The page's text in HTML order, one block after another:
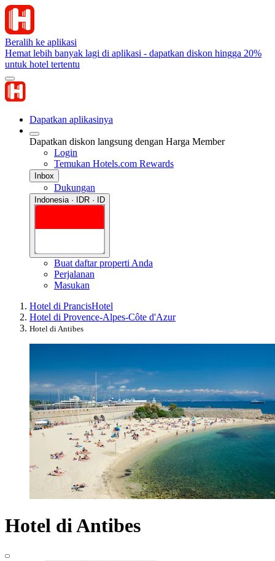
Beralih ke aplikasi
Hemat lebih banyak lagi di aplikasi - dapatkan diskon hingga 20%
untuk hotel tertentu
Dapatkan aplikasinya
Dapatkan diskon langsung dengan Harga Member
Login
Temukan Hotels.com Rewards
Inbox
Dukungan
Indonesia · IDR · ID
Buat daftar properti Anda
Perjalanan
Masukan
Hotel di PrancisHotel
Hotel di Provence-Alpes-Côte d'Azur
Hotel di Antibes
Hotel di Antibes